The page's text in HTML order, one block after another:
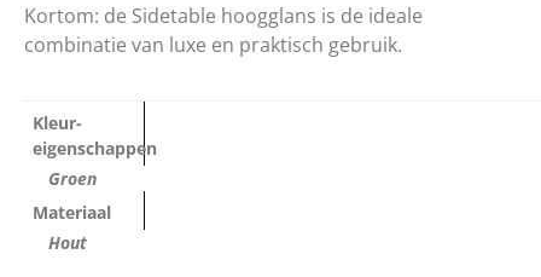
Kortom: de Sidetable hoogglans is de ideale
combinatie van luxe en praktisch gebruik.
Kleur-
eigenschappen
Groen
Materiaal
Hout